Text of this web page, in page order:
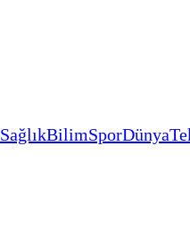
SağlıkBilimSporDünya